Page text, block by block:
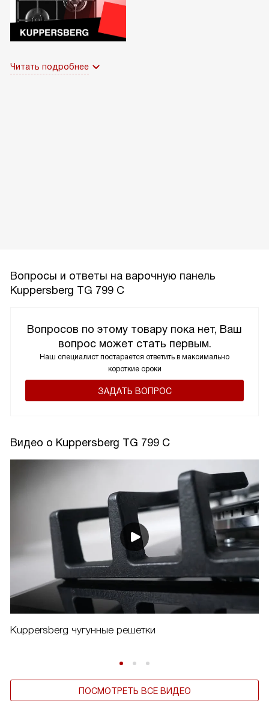
Читать подробнее
Вопросы и ответы на варочную панель
Kuppersberg TG 799 С
Вопросов по этому товару пока нет, Ваш
вопрос может стать первым.
Наш специалист постарается ответить в максимально
короткие сроки
ЗАДАТЬ ВОПРОС
Видео о Kuppersberg TG 799 С
Kuppersberg чугунные решетки
ПОСМОТРЕТЬ ВСЕ ВИДЕО